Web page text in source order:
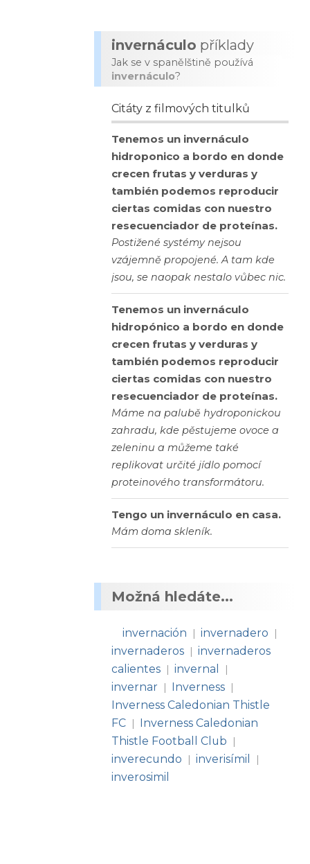
invernáculo příklady
Jak se v spanělštině používá
invernáculo?
Citáty z filmových titulků
Tenemos un invernáculo
hidroponico a bordo en donde
crecen frutas y verduras y
también podemos reproducir
ciertas comidas con nuestro
resecuenciador de proteínas.
Postižené systémy nejsou
vzájemně propojené. A tam kde
jsou, se naopak nestalo vůbec nic.
Tenemos un invernáculo
hidropónico a bordo en donde
crecen frutas y verduras y
también podemos reproducir
ciertas comidas con nuestro
resecuenciador de proteínas.
Máme na palubě hydroponickou
zahradu, kde pěstujeme ovoce a
zeleninu a můžeme také
replikovat určité jídlo pomocí
proteinového transformátoru.
Tengo un invernáculo en casa.
Mám doma skleník.
Možná hledáte...
invernación | invernadero |
invernaderos | invernaderos
calientes | invernal |
invernar | Inverness |
Inverness Caledonian Thistle
FC | Inverness Caledonian
Thistle Football Club
|
inverecundo | inverisímil |
inverosimil